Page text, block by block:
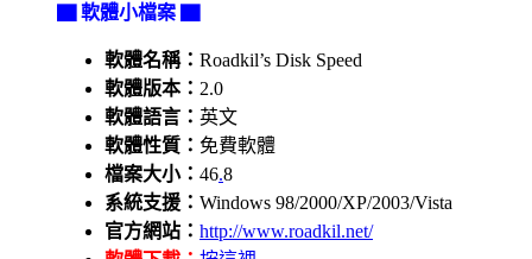
▇ 軟體小檔案 ▇
軟體名稱： Roadkil’s Disk Speed
軟體版本： 2.0
軟體語言： 英文
軟體性質： 免費軟體
檔案大小： 46.8
系統支援： Windows 98/2000/XP/2003/Vista
官方網站： http://www.roadkil.net/